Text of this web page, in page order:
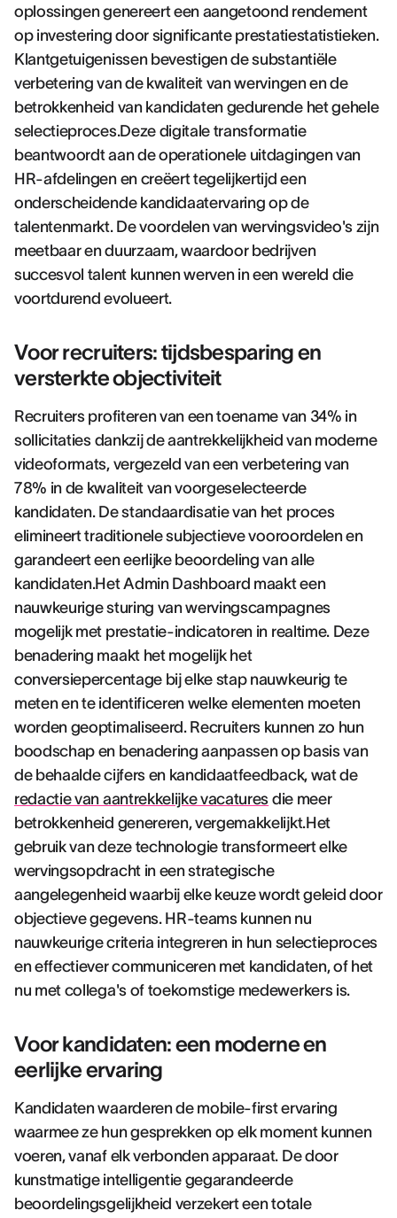
oplossingen genereert een aangetoond rendement
op investering door significante prestatiestatistieken.
Klantgetuigenissen bevestigen de substantiële
verbetering van de kwaliteit van wervingen en de
betrokkenheid van kandidaten gedurende het gehele
selectieproces.Deze digitale transformatie
beantwoordt aan de operationele uitdagingen van
HR-afdelingen en creëert tegelijkertijd een
onderscheidende kandidaatervaring op de
talentenmarkt. De voordelen van wervingsvideo's zijn
meetbaar en duurzaam, waardoor bedrijven
succesvol talent kunnen werven in een wereld die
voortdurend evolueert.
Voor recruiters: tijdsbesparing en
versterkte objectiviteit
Recruiters profiteren van een toename van 34% in
sollicitaties dankzij de aantrekkelijkheid van moderne
videoformats, vergezeld van een verbetering van
78% in de kwaliteit van voorgeselecteerde
kandidaten. De standaardisatie van het proces
elimineert traditionele subjectieve vooroordelen en
garandeert een eerlijke beoordeling van alle
kandidaten.Het Admin Dashboard maakt een
nauwkeurige sturing van wervingscampagnes
mogelijk met prestatie-indicatoren in realtime. Deze
benadering maakt het mogelijk het
conversiepercentage bij elke stap nauwkeurig te
meten en te identificeren welke elementen moeten
worden geoptimaliseerd. Recruiters kunnen zo hun
boodschap en benadering aanpassen op basis van
de behaalde cijfers en kandidaatfeedback, wat de
redactie van aantrekkelijke vacatures die meer
betrokkenheid genereren, vergemakkelijkt.Het
gebruik van deze technologie transformeert elke
wervingsopdracht in een strategische
aangelegenheid waarbij elke keuze wordt geleid door
objectieve gegevens. HR-teams kunnen nu
nauwkeurige criteria integreren in hun selectieproces
en effectiever communiceren met kandidaten, of het
nu met collega's of toekomstige medewerkers is.
Voor kandidaten: een moderne en
eerlijke ervaring
Kandidaten waarderen de mobile-first ervaring
waarmee ze hun gesprekken op elk moment kunnen
voeren, vanaf elk verbonden apparaat. De door
kunstmatige intelligentie gegarandeerde
beoordelingsgelijkheid verzekert een totale